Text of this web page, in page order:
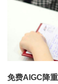
免费AIGC降